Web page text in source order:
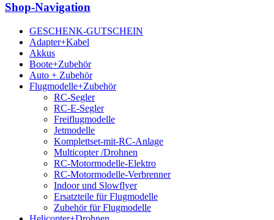
Shop-Navigation
GESCHENK-GUTSCHEIN
Adapter+Kabel
Akkus
Boote+Zubehör
Auto + Zubehör
Flugmodelle+Zubehör
RC-Segler
RC-E-Segler
Freiflugmodelle
Jetmodelle
Komplettset-mit-RC-Anlage
Multicopter /Drohnen
RC-Motormodelle-Elektro
RC-Motormodelle-Verbrenner
Indoor und Slowflyer
Ersatzteile für Flugmodelle
Zubehör für Flugmodelle